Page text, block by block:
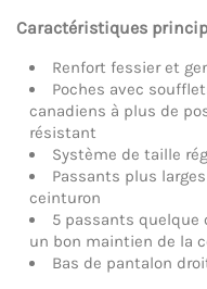
Caractéristiques
Renfort fessier et
Poches avec
canadiens à plus de
résistant
Système de taille
Passants plus
ceinturon
5 passants quelque
un bon maintien de la
Bas de pantalon